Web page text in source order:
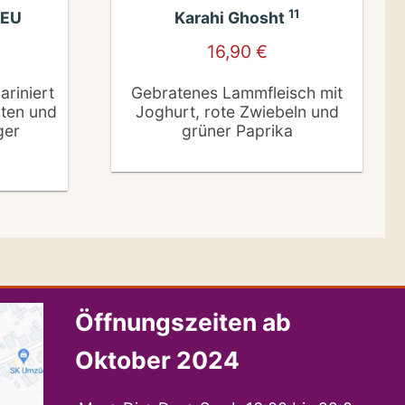
und
Karahi Ghosht11
16,90 €
Gebratenes Lammfleisch mit
Joghurt, rote Zwiebeln und
grüner Paprika
Öffnungszeiten ab
Oktober 2024